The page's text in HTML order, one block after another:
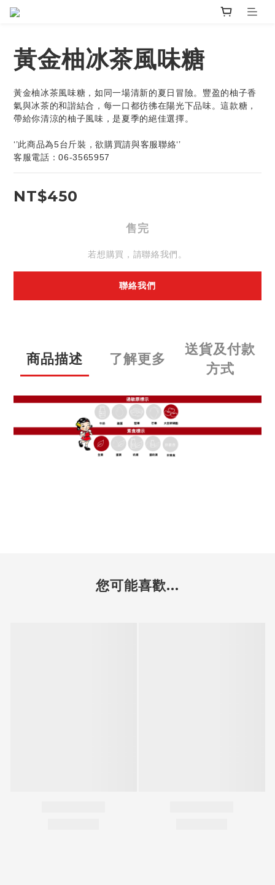
黃金柚冰茶風味糖
黃金柚冰茶風味糖，如同一場清新的夏日冒險。豐盈的柚子香
氣與冰茶的和諧結合，每一口都彷彿在陽光下品味。這款糖，
帶給你清涼的柚子風味，是夏季的絕佳選擇。
‘’此商品為5台斤裝，欲購買請與客服聯絡‘’
客服電話：06-3565957
NT$450
售完
若想購買，請聯絡我們。
聯絡我們
商品描述 了解更多
送貨及付款
方式
您可能喜歡...